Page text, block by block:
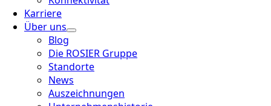
Karriere
Über uns
Blog
Die ROSIER Gruppe
Standorte
News
Auszeichnungen